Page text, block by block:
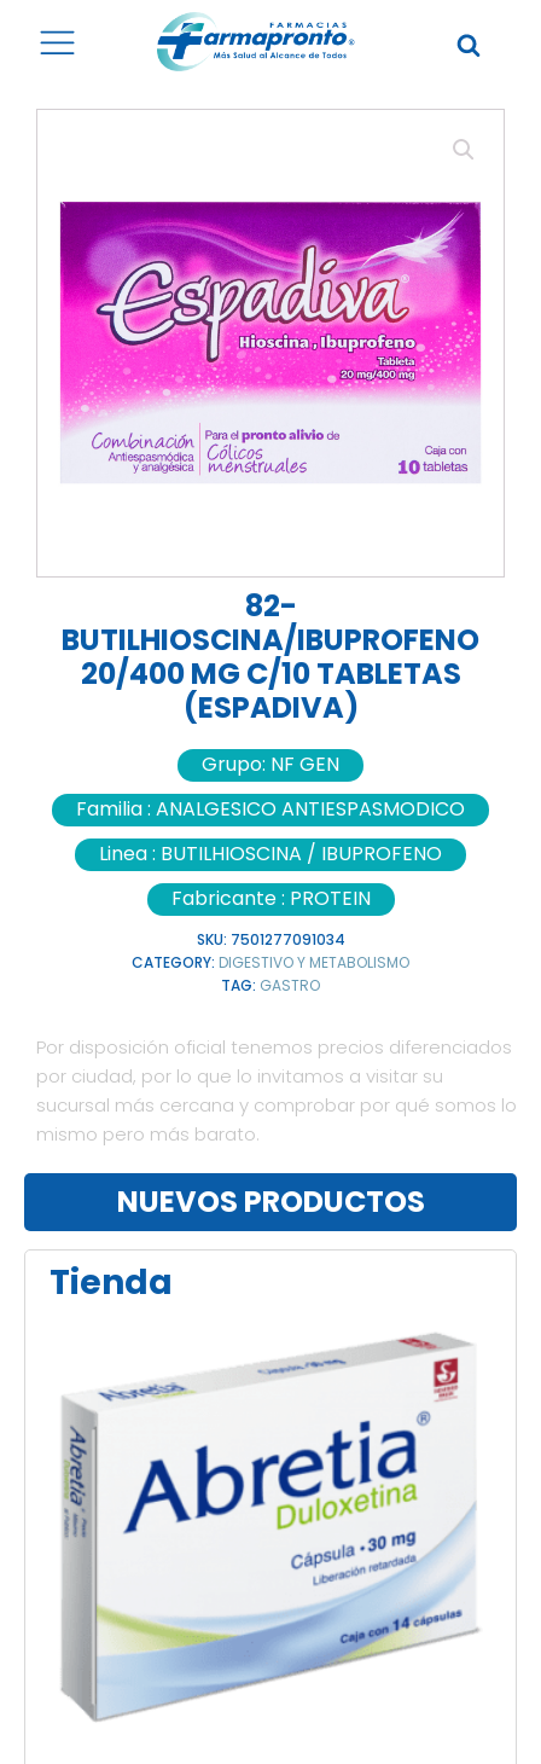
82-
BUTILHIOSCINA/IBUPROFENO
20/400 MG C/10 TABLETAS
(ESPADIVA)
Grupo: NF GEN
Familia : ANALGESICO ANTIESPASMODICO
Linea : BUTILHIOSCINA / IBUPROFENO
Fabricante : PROTEIN
SKU: 7501277091034
CATEGORY: DIGESTIVO Y METABOLISMO
TAG: GASTRO
Por disposición oficial tenemos precios diferenciados
por ciudad, por lo que lo invitamos a visitar su
sucursal más cercana y comprobar por qué somos lo
mismo pero más barato.
NUEVOS PRODUCTOS
Tienda